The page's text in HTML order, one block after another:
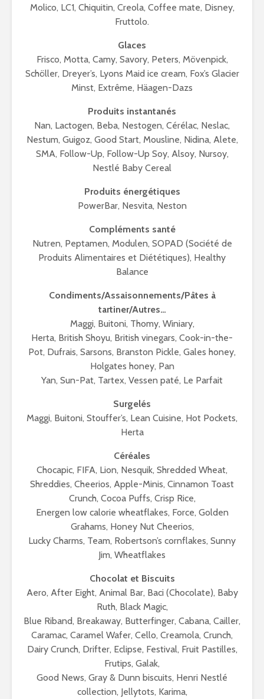
Molico, LC1, Chiquitin, Creola, Coffee mate, Disney,
Fruttolo.
Glaces
Frisco, Motta, Camy, Savory, Peters, Mövenpick,
Schöller, Dreyer’s, Lyons Maid ice cream, Fox’s Glacier
Minst, Extrême, Häagen-Dazs
Produits instantanés
Nan, Lactogen, Beba, Nestogen, Cérélac, Neslac,
Nestum, Guigoz, Good Start, Mousline, Nidina, Alete,
SMA, Follow-Up, Follow-Up Soy, Alsoy, Nursoy,
Nestlé Baby Cereal
Produits énergétiques
PowerBar, Nesvita, Neston
Compléments santé
Nutren, Peptamen, Modulen, SOPAD (Société de
Produits Alimentaires et Diététiques), Healthy
Balance
Condiments/Assaisonnements/Pâtes à
tartiner/Autres…
Maggi, Buitoni, Thomy, Winiary,
Herta, British Shoyu, British vinegars, Cook-in-the-
Pot, Dufrais, Sarsons, Branston Pickle, Gales honey,
Holgates honey, Pan
Yan, Sun-Pat, Tartex, Vessen paté, Le Parfait
Surgelés
Maggi, Buitoni, Stouffer’s, Lean Cuisine, Hot Pockets,
Herta
Céréales
Chocapic, FIFA, Lion, Nesquik, Shredded Wheat,
Shreddies, Cheerios, Apple-Minis, Cinnamon Toast
Crunch, Cocoa Puffs, Crisp Rice,
Energen low calorie wheatflakes, Force, Golden
Grahams, Honey Nut Cheerios,
Lucky Charms, Team, Robertson’s cornflakes, Sunny
Jim, Wheatflakes
Chocolat et Biscuits
Aero, After Eight, Animal Bar, Baci (Chocolate), Baby
Ruth, Black Magic,
Blue Riband, Breakaway, Butterfinger, Cabana, Cailler,
Caramac, Caramel Wafer, Cello, Creamola, Crunch,
Dairy Crunch, Drifter, Eclipse, Festival, Fruit Pastilles,
Frutips, Galak,
Good News, Gray & Dunn biscuits, Henri Nestlé
collection, Jellytots, Karima,